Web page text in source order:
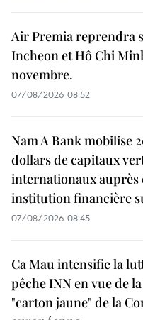
Air Premia reprendra
Incheon et Hô Chi
novembre.
07/08/2026 08:52
Nam A Bank mobilise
dollars de capitaux
internationaux auprès
institution financière
07/08/2026 08:45
Ca Mau intensifie la
pêche INN en vue de
"carton jaune" de la